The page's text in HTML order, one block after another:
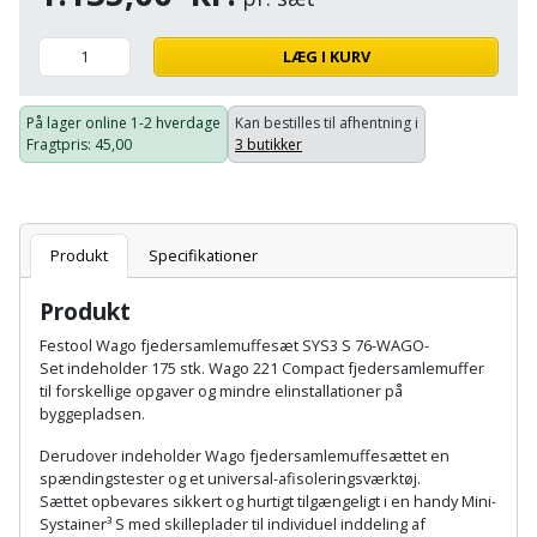
terrassebrædder
Lecablokke
og
fundablokke
Lofttrapper
Murbinder
Murpap
og
murfolie
Mursten
Kiler
Kniv
hobbykniv
Koben
Kridtsnor
Lærlingesæt
Landmålerstok
Detektor
Diamantslibertilbehør
Dyksav
Excentersliber
Excenterslibertilbehør
Flamingoskærer
Robotplæneklipper
tilbehør
Vertikalskærer
/
mosfjerner
Vinduesvasker
Drivhustilbehør
Elartikler
Flagstænger
til
og
have
Fuglefoderhus
Garderobe
opbevaring
Gavekort
Grill
LÆG I KURV
På lager online 1-2 hverdage
Fragtpris: 45,00
Kan bestilles til afhentning i
3 butikker
Produkt Specifikationer
Produkt
Festool Wago fjedersamlemuffesæt SYS3 S 76-WAGO-
Set indeholder 175 stk. Wago 221 Compact fjedersamlemuffer
til forskellige opgaver og mindre elinstallationer på
byggepladsen.
Derudover indeholder Wago fjedersamlemuffesættet en
spændingstester og et universal-afisoleringsværktøj.
Sættet opbevares sikkert og hurtigt tilgængeligt i en handy Mini-
Systainer³ S med skilleplader til individuel inddeling af